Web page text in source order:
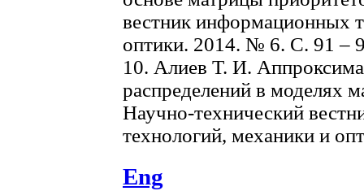
вестник информационных
оптики. 2014. № 6. С. 91 –
10. Алиев Т. И.
распределений в моделях
Научно-технический
технологий, механики и
Eng